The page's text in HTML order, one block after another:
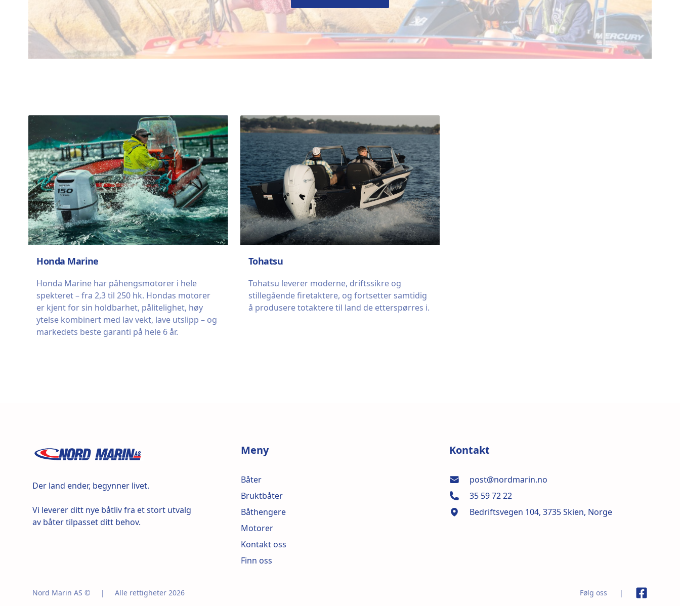
Honda Marine
Honda Marine har påhengsmotorer i hele
spekteret – fra 2,3 til 250 hk. Hondas motorer
er kjent for sin holdbarhet, pålitelighet, høy
ytelse kombinert med lav vekt, lave utslipp – og
markedets beste garanti på hele 6 år.
Tohatsu
Tohatsu leverer moderne, driftssikre og
stillegående firetaktere, og fortsetter samtidig
å produsere totaktere til land de etterspørres i.
Der land ender, begynner livet.
Vi leverer ditt nye båtliv fra et stort utvalg
av båter tilpasset ditt behov.
Meny
Båter
Bruktbåter
Båthengere
Motorer
Kontakt oss
Finn oss
Kontakt
post@nordmarin.no
35 59 72 22
Bedriftsvegen 104, 3735 Skien, Norge
Nord Marin AS © | Alle rettigheter 2026 Følg oss |